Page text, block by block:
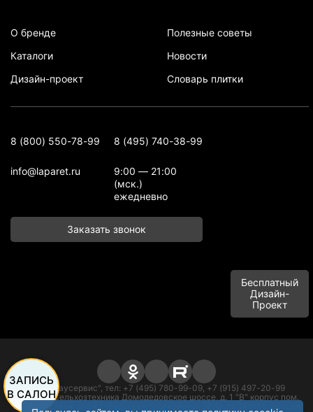
О бренде
Каталоги
Дизайн-проект
Полезные советы
Новости
Словарь плитки
8 (800) 550-78-99 8 (495) 740-38-99
info@laparet.ru
9:00 — 21:00
(мск.)
ежедневно
Заказать звонок
Бесплатный
Дизайн-
Проект
ООО "Баусервис", тел: +7 (495) 780-99-09, +7 (915) 497-20-99
Адрес: п. Сельхозтехника Домодедовское шоссе, д. 1 "В" корпус пом.
офисного типа, этаж 1 Подольск, Московская область 142116, Россия
ЗАПИСЬ
В САЛОН